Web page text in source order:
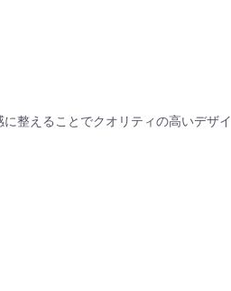
整えることでクオリティの高いデザイ